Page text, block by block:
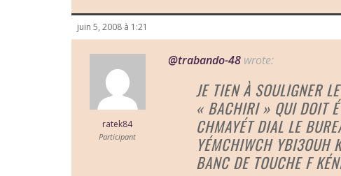
juin 5, 2008 à 1:21
ratek84
Participant
@trabando-48 wrote:
JE TIEN À SOULIGNER
« BACHIRI » QUI DOIT
CHMAYÉT DIAL LE
YÉMCHIWCH YBI3OUH
BANC DE TOUCHE F